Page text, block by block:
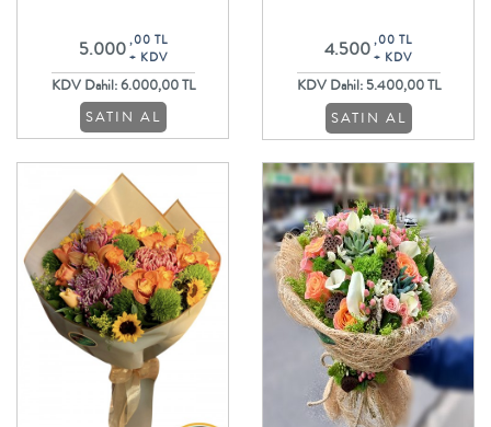
5.000 ,00 TL
+ KDV
KDV Dahil: 6.000,00 TL
SATIN AL
4.500 ,00 TL
+ KDV
KDV Dahil: 5.400,00 TL
SATIN AL